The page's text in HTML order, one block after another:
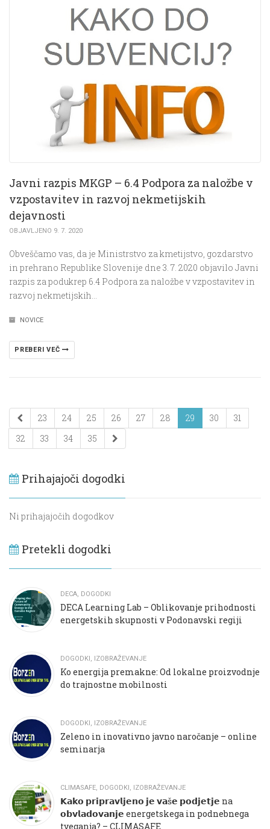
Javni razpis MKGP – 6.4 Podpora za naložbe v
vzpostavitev in razvoj nekmetijskih
dejavnosti
OBJAVLJENO 9. 7. 2020
Obveščamo vas, da je Ministrstvo za kmetijstvo, gozdarstvo
in prehrano Republike Slovenije dne 3. 7. 2020 objavilo Javni
razpis za podukrep 6.4 Podpora za naložbe v vzpostavitev in
razvoj nekmetijskih…
NOVICE
PREBERI VEČ
23 24 25 26 27 28 29 30
31
32
33 34 35
Prihajajoči dogodki
Ni prihajajočih dogodkov
Pretekli dogodki
DECA, DOGODKI
DECA Learning Lab – Oblikovanje prihodnosti
energetskih skupnosti v Podonavski regiji
DOGODKI , IZOBRAŽEVANJE
Ko energija premakne: Od lokalne proizvodnje
do trajnostne mobilnosti
DOGODKI , IZOBRAŽEVANJE
Zeleno in inovativno javno naročanje – online
seminarja
CLIMASAFE, DOGODKI , IZOBRAŽEVANJE
𝗞𝗮𝗸𝗼 𝗽𝗿𝗶𝗽𝗿𝗮𝘃𝗹𝗷𝗲𝗻𝗼 𝗷𝗲 𝘃𝗮š𝗲 𝗽𝗼𝗱𝗷𝗲𝘁𝗷𝗲 na
𝗼𝗯𝘃𝗹𝗮𝗱𝗼𝘃𝗮𝗻𝗷𝗲 energetskega in podnebnega
tveganja? – CLIMASAFE